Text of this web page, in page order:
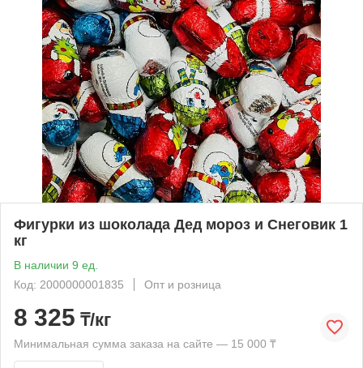
Фигурки из шоколада Дед мороз и Снеговик 1
кг
В наличии 9 ед.
Код: 2000000001835
Опт и розница
8 325 ₸/кг
Минимальная сумма заказа на сайте — 15 000 ₸